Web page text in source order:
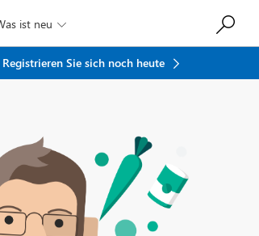
Was ist neu 
Registrieren Sie sich noch heute